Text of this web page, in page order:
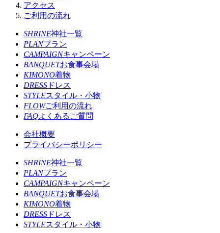
アクセス
ご利用の流れ
SHRINE神社一覧
PLANプラン
CAMPAIGNキャンペーン
BANQUETお食事会場
KIMONO着物
DRESS ドレス
STYLEスタイル・小物
FLOWご利用の流れ
FAQよくあるご質問
会社概要
プライバシーポリシー
SHRINE神社一覧
PLANプラン
CAMPAIGNキャンペーン
BANQUETお食事会場
KIMONO着物
DRESS ドレス
STYLEスタイル・小物